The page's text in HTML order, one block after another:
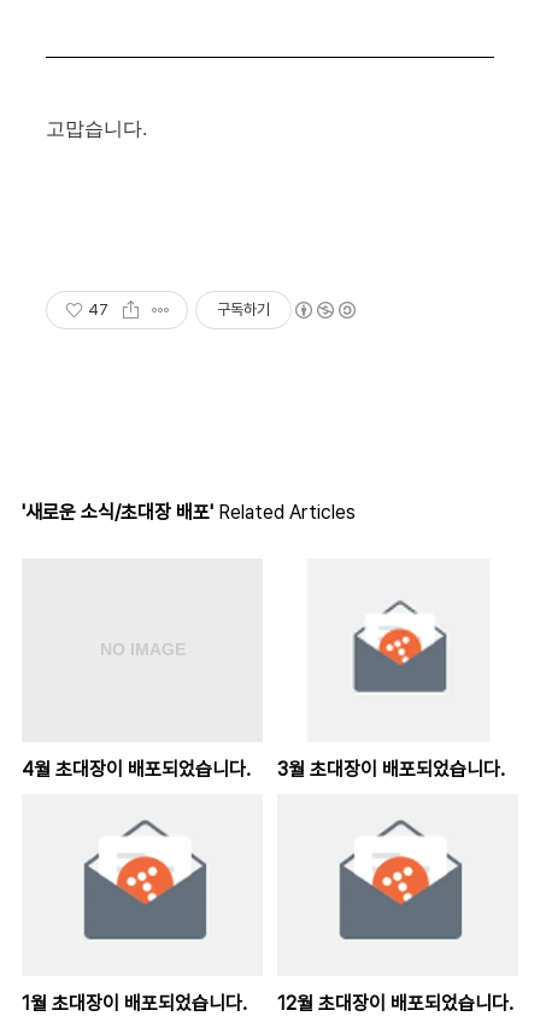
고맙습니다.
47 구독하기
'새로운 소식/초대장 배포' Related Articles
4월 초대장이 배포되었습니다. 3월 초대장이 배포되었습니다.
1월 초대장이 배포되었습니다. 12월 초대장이 배포되었습니다.